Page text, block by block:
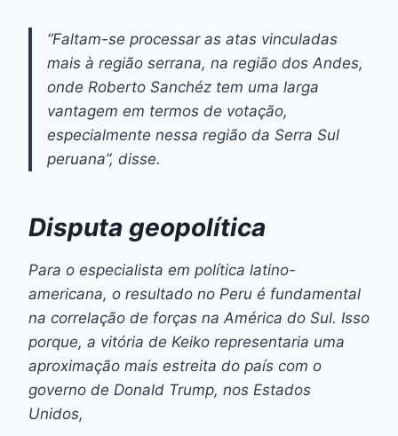
“Faltam-se processar as atas vinculadas
mais à região serrana, na região dos Andes,
onde Roberto Sanchéz tem uma larga
vantagem em termos de votação,
especialmente nessa região da Serra Sul
peruana”, disse.
Disputa geopolítica
Para o especialista em política latino-
americana, o resultado no Peru é fundamental
na correlação de forças na América do Sul. Isso
porque, a vitória de Keiko representaria uma
aproximação mais estreita do país com o
governo de Donald Trump, nos Estados
Unidos,